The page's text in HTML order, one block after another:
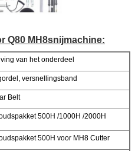
Q80 MH8snijmachine:
van het onderdeel
versnellingsband
Belt
500H /1000H /2000H
500H voor MH8 Cutter